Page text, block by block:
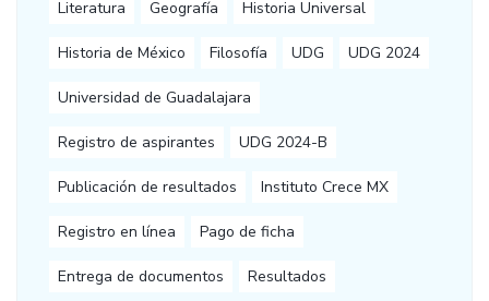
Literatura Geografía Historia Universal
Historia de México Filosofía UDG UDG 2024
Universidad de Guadalajara
Registro de aspirantes UDG 2024-B
Publicación de resultados Instituto Crece MX
Registro en línea Pago de ficha
Entrega de documentos Resultados